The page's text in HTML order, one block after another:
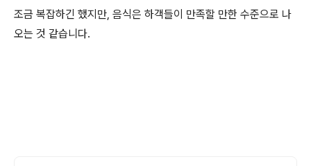
조금 복잡하긴 했지만, 음식은 하객들이 만족할 만한 수준으로 나
오는 것 같습니다.